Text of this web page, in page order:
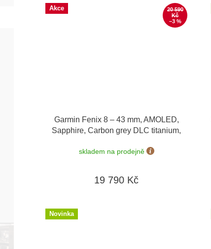
Akce
20 590
Kč
–3 %
Garmin Fenix 8 – 43 mm, AMOLED,
Sapphire, Carbon grey DLC titanium,
skladem na prodejně
19 790 Kč
Novinka